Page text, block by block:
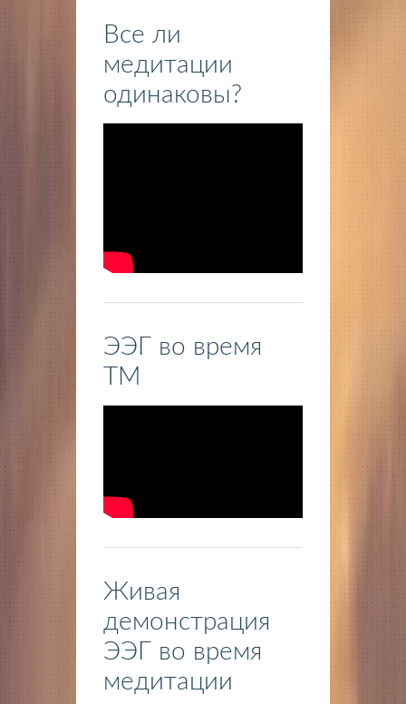
Все ли
медитации
одинаковы?
ЭЭГ во время
ТМ
Живая
демонстрация
ЭЭГ во время
медитации